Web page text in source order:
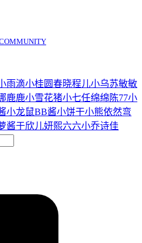
雨滴小桂圆春晓程儿小乌苏敏敏
鹿鹿小雪花猪小七任绵绵 陈77小
小龙鼠BB酱小饼干小熊依然弯
酱于欣儿妍熙六六小乔诗佳